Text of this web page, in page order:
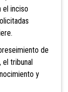
el inciso
de
tribunal
y